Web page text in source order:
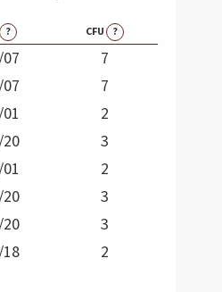
? CFU ?
7
7
2
20
3
2
20
3
20
3
18 2